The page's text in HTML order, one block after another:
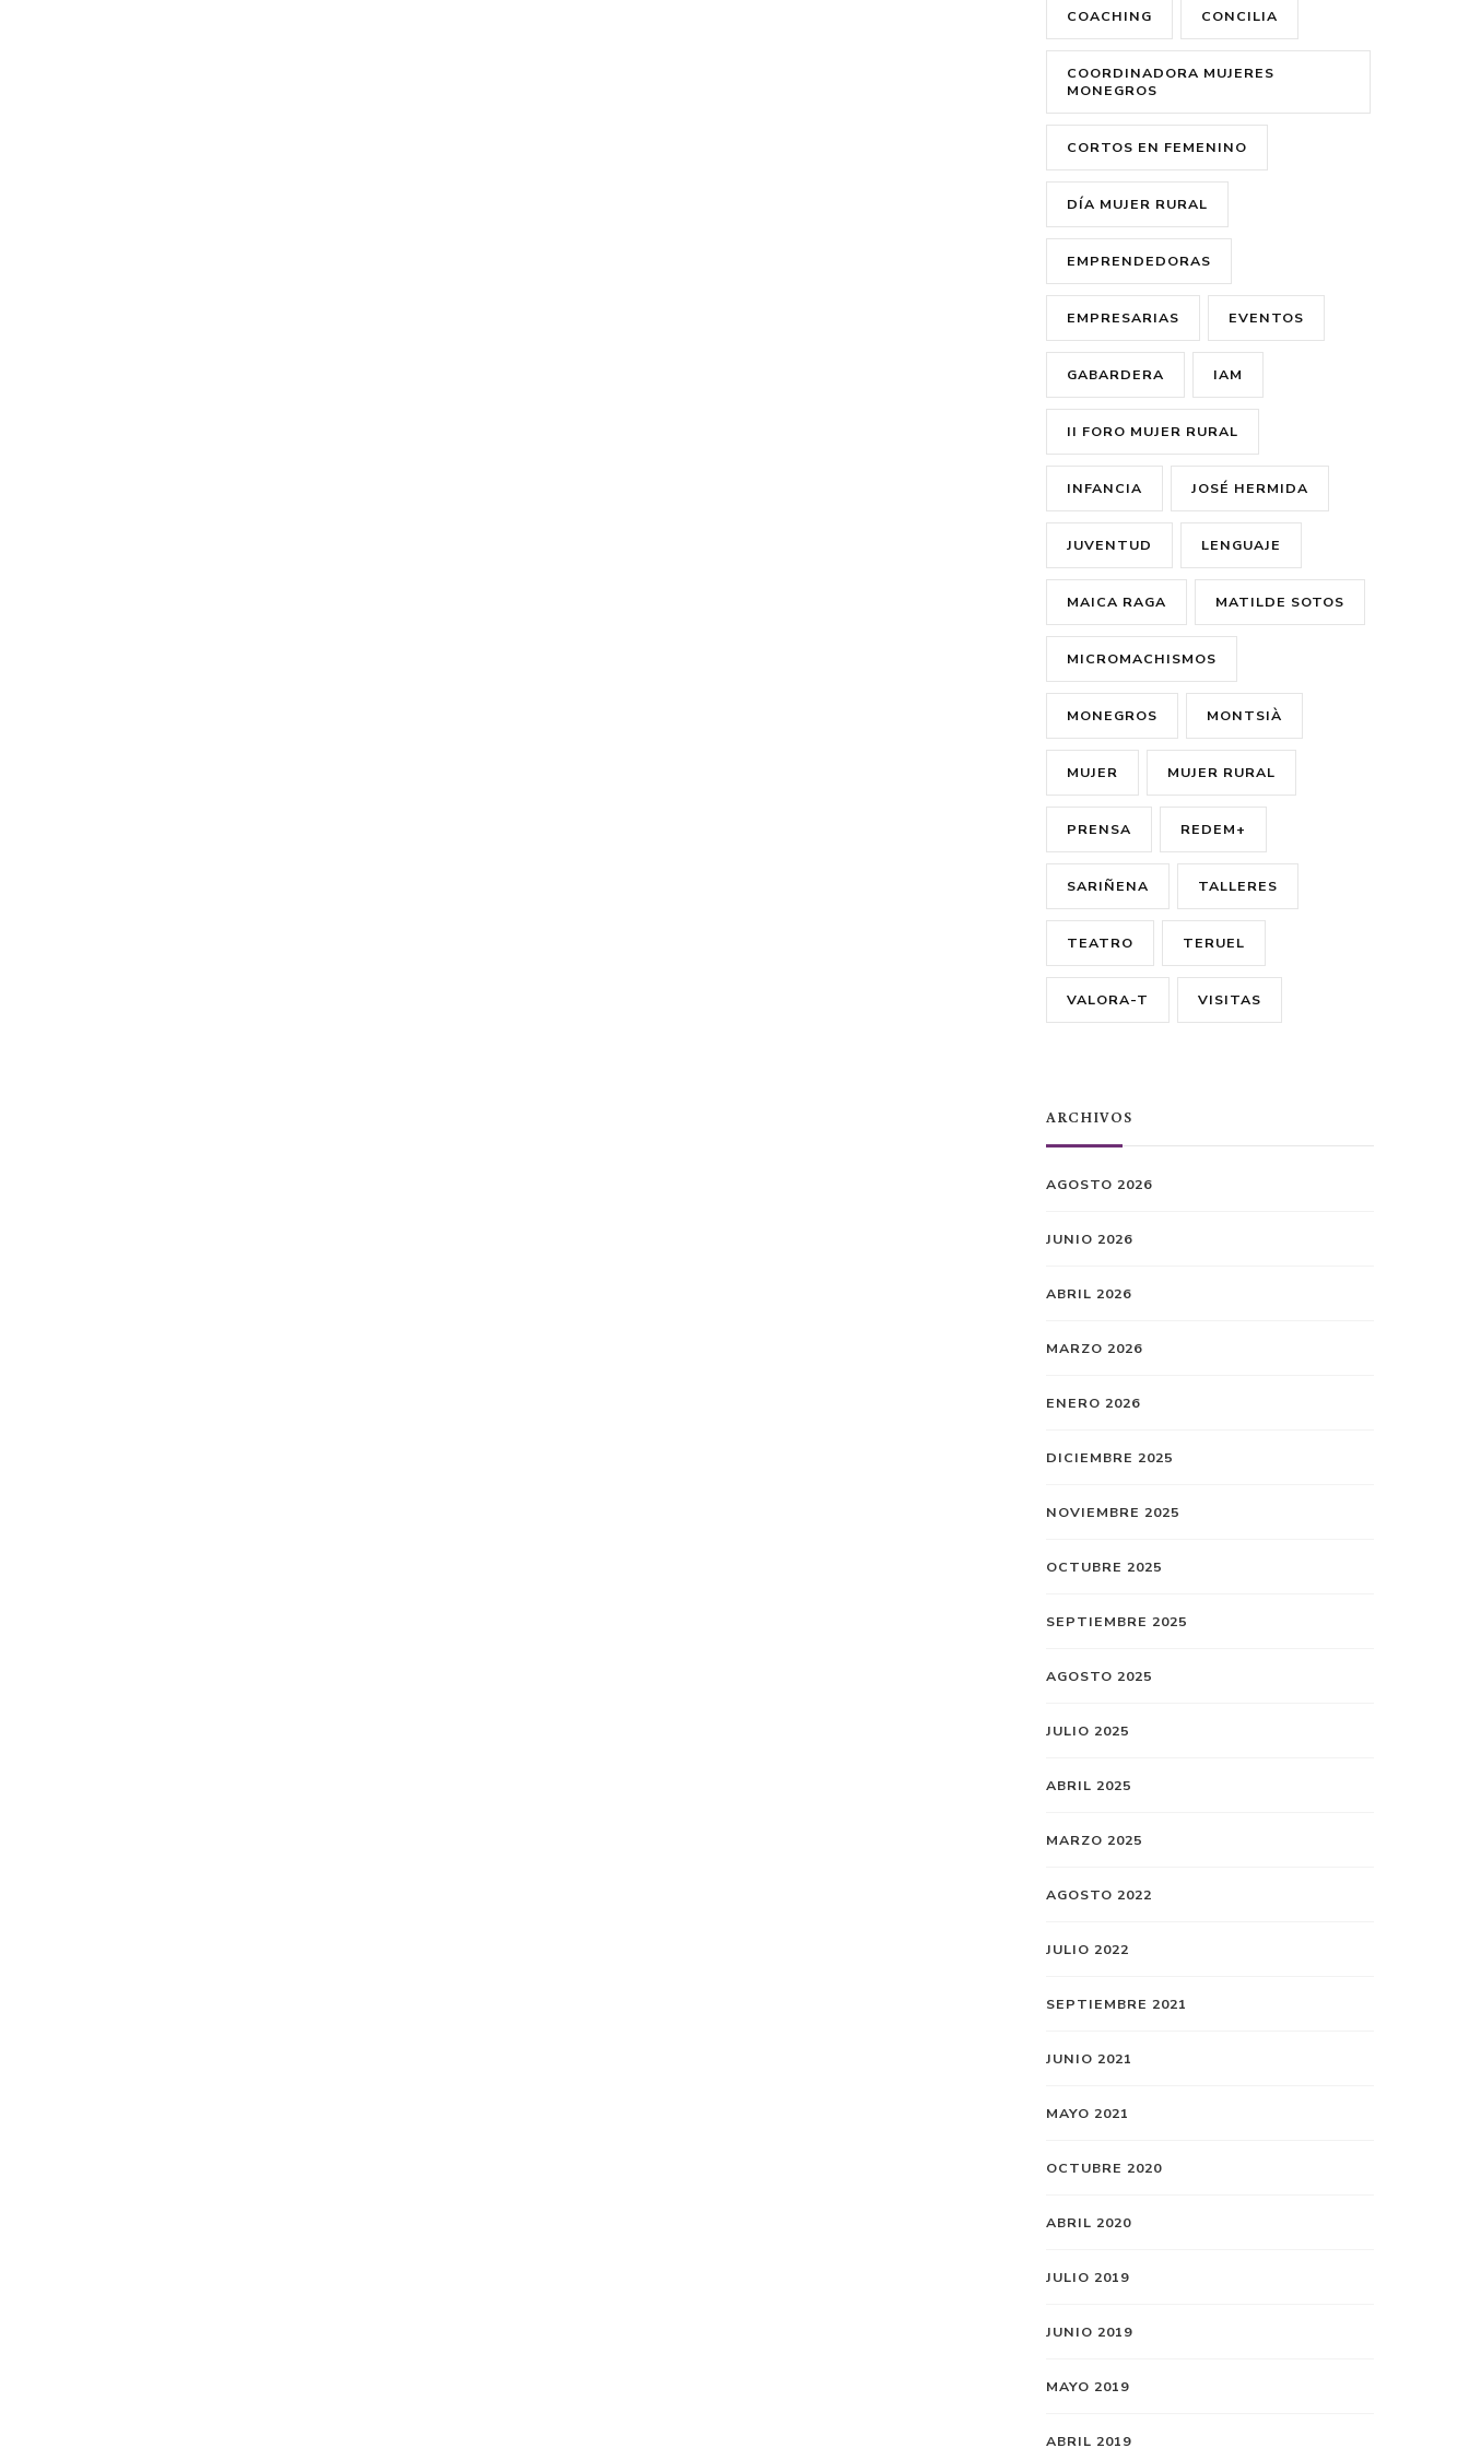
COACHING CONCILIA
COORDINADORA MUJERES
MONEGROS
CORTOS EN FEMENINO
DÍA MUJER RURAL
EMPRENDEDORAS
EMPRESARIAS EVENTOS
GABARDERA IAM
II FORO MUJER RURAL
INFANCIA JOSÉ HERMIDA
JUVENTUD LENGUAJE
MAICA RAGA MATILDE SOTOS
MICROMACHISMOS
MONEGROS MONTSIÀ
MUJER MUJER RURAL
PRENSA REDEM+
SARIÑENA TALLERES
TEATRO TERUEL
VALORA-T VISITAS
ARCHIVOS
AGOSTO 2026
JUNIO 2026
ABRIL 2026
MARZO 2026
ENERO 2026
DICIEMBRE 2025
NOVIEMBRE 2025
OCTUBRE 2025
SEPTIEMBRE 2025
AGOSTO 2025
JULIO 2025
ABRIL 2025
MARZO 2025
AGOSTO 2022
JULIO 2022
SEPTIEMBRE 2021
JUNIO 2021
MAYO 2021
OCTUBRE 2020
ABRIL 2020
JULIO 2019
JUNIO 2019
MAYO 2019
ABRIL 2019